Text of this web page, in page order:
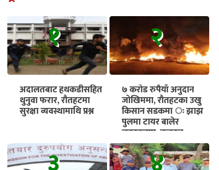
१
अदालतबाट हथकडीसहित
थुनुवा फरार, रौतहटमा
सुरक्षा व्यवस्थामाथि प्रश्न
२
७ करोड रुपैयाँ अनुदान
जोखिममा, रौतहटका उखु
किसान सडकमा ः झाझ
पुलमा टायर बालेर
चक्काजाम, तत्काल
भुक्तानी सुनिश्चित गर्न माग